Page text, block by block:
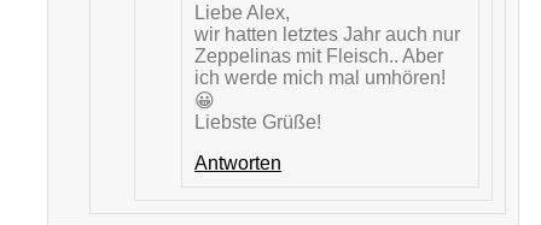
Liebe Alex,
wir hatten letztes Jahr auch nur
Zeppelinas mit Fleisch.. Aber
ich werde mich mal umhören!
😀
Liebste Grüße!
Antworten